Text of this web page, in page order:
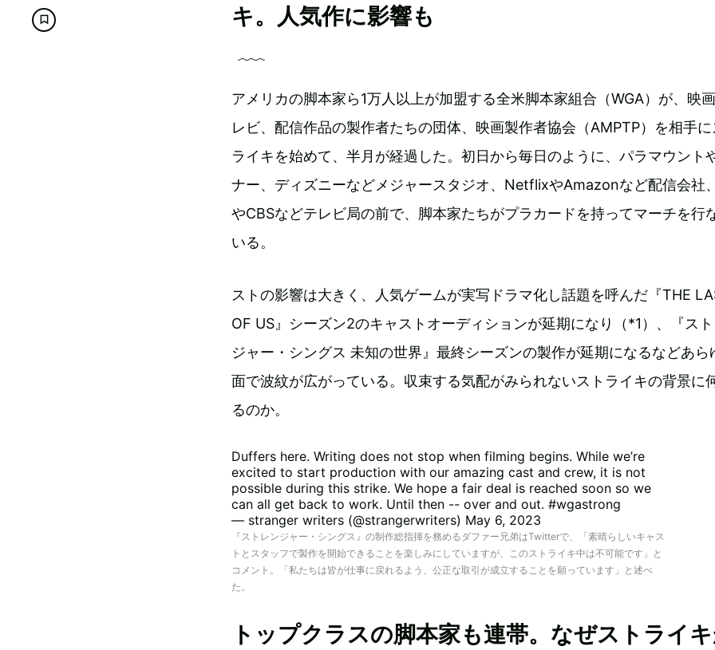
キ。人気作に影響も
アメリカの脚本家ら1万人以上が加盟する全米脚本家組合（WGA）が、映
レビ、配信作品の製作者たちの団体、映画製作者協会（AMPTP）を相手
ライキを始めて、半月が経過した。初日から毎日のように、パラマウント
ナー、ディズニーなどメジャースタジオ、NetflixやAmazonなど配信会社
やCBSなどテレビ局の前で、脚本家たちがプラカードを持ってマーチを行
いる。
ストの影響は大きく、人気ゲームが実写ドラマ化し話題を呼んだ『THE
OF US』シーズン2のキャストオーディションが延期になり（*1）、『ス
ジャー・シングス 未知の世界』最終シーズンの製作が延期になるなどあら
面で波紋が広がっている。収束する気配がみられないストライキの背景に
るのか。
Duffers here. Writing does not stop when filming begins. While we’re
excited to start production with our amazing cast and crew, it is not
possible during this strike. We hope a fair deal is reached soon so we
can all get back to work. Until then -- over and out. #wgastrong
— stranger writers (@strangerwriters) May 6, 2023
『ストレンジャー・シングス』の制作総指揮を務めるダファー兄弟はTwitterで、「素晴らしいキャス
トとスタッフで製作を開始できることを楽しみにしていますが、このストライキ中は不可能です」と
コメント。「私たちは皆が仕事に戻れるよう、公正な取引が成立することを願っています」と述べ
た。
トップクラスの脚本家も連帯。なぜストライ